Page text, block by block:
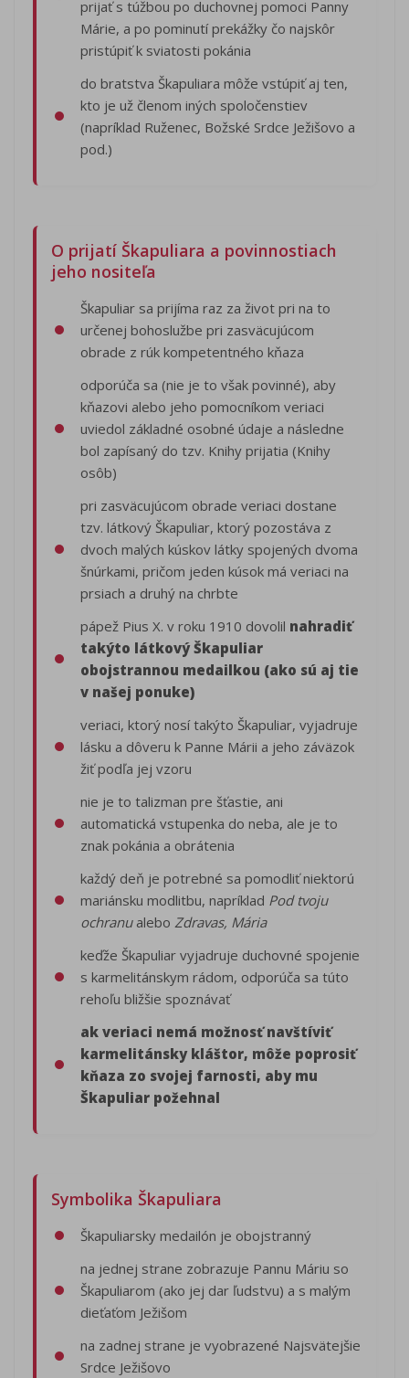
prijať s túžbou po duchovnej pomoci Panny
Márie, a po pominutí prekážky čo najskôr
pristúpiť k sviatosti pokánia
do bratstva Škapuliara môže vstúpiť aj ten,
kto je už členom iných spoločenstiev
(napríklad Ruženec, Božské Srdce Ježišovo a
pod.)
O prijatí Škapuliara a povinnostiach
jeho nositeľa
Škapuliar sa prijíma raz za život pri na to
určenej bohoslužbe pri zasväcujúcom
obrade z rúk kompetentného kňaza
odporúča sa (nie je to však povinné), aby
kňazovi alebo jeho pomocníkom veriaci
uviedol základné osobné údaje a následne
bol zapísaný do tzv. Knihy prijatia (Knihy
osôb)
pri zasväcujúcom obrade veriaci dostane
tzv. látkový Škapuliar, ktorý pozostáva z
dvoch malých kúskov látky spojených dvoma
šnúrkami, pričom jeden kúsok má veriaci na
prsiach a druhý na chrbte
pápež Pius X. v roku 1910 dovolil nahradiť
takýto látkový Škapuliar
obojstrannou medailkou (ako sú aj tie
v našej ponuke)
veriaci, ktorý nosí takýto Škapuliar, vyjadruje
lásku a dôveru k Panne Márii a jeho záväzok
žiť podľa jej vzoru
nie je to talizman pre šťastie, ani
automatická vstupenka do neba, ale je to
znak pokánia a obrátenia
každý deň je potrebné sa pomodliť niektorú
mariánsku modlitbu, napríklad Pod tvoju
ochranualebo Zdravas, Mária
keďže Škapuliar vyjadruje duchovné spojenie
s karmelitánskym rádom, odporúča sa túto
rehoľu bližšie spoznávať
ak veriaci nemá možnosť navštíviť
karmelitánsky kláštor, môže poprosiť
kňaza zo svojej farnosti, aby mu
Škapuliar požehnal
Symbolika Škapuliara
Škapuliarsky medailón je obojstranný
na jednej strane zobrazuje Pannu Máriu so
Škapuliarom (ako jej dar ľudstvu) a s malým
dieťaťom Ježišom
na zadnej strane je vyobrazené Najsvätejšie
Srdce Ježišovo